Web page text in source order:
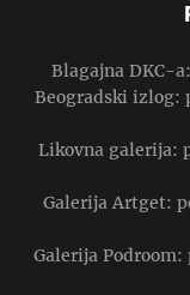
Blagajna DKC-
Beogradski izlog:
Likovna galerija:
Galerija Artget:
Galerija